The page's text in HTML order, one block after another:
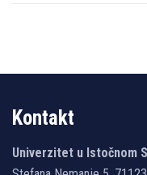
Kontakt
Univerzitet u Istočnom